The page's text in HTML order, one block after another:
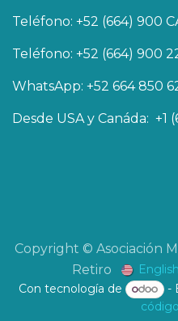
Teléfono: +52 (664) 900
Teléfono: +52 (664) 900
WhatsApp: +52 664 850
Desde USA y Canáda: +1
Copyright © Asociación
Retiro
Con tecnología de
-